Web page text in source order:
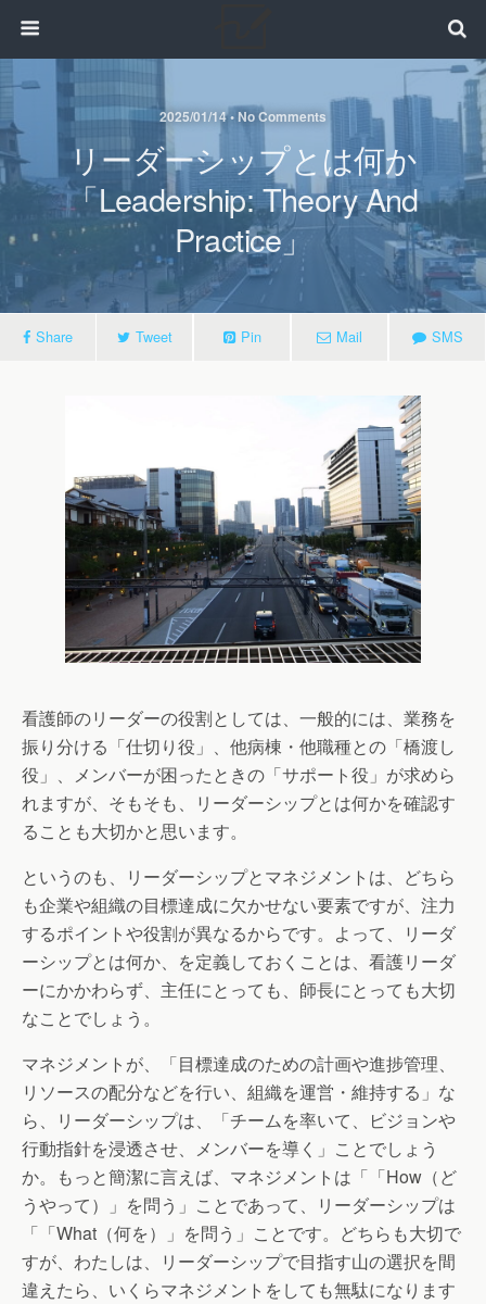
2025/01/14 • No Comments
リーダーシップとは何か
「Leadership: Theory And
Practice」
Share Tweet Pin Mail SMS
看護師のリーダーの役割としては、一般的には、業務を
振り分ける「仕切り役」、他病棟・他職種との「橋渡し
役」、メンバーが困ったときの「サポート役」が求めら
れますが、そもそも、リーダーシップとは何かを確認す
ることも大切かと思います。
というのも、リーダーシップとマネジメントは、どちら
も企業や組織の目標達成に欠かせない要素ですが、注力
するポイントや役割が異なるからです。よって、リーダ
ーシップとは何か、を定義しておくことは、看護リーダ
ーにかかわらず、主任にとっても、師長にとっても大切
なことでしょう。
マネジメントが、「目標達成のための計画や進捗管理、
リソースの配分などを行い、組織を運営・維持する」な
ら、リーダーシップは、「チームを率いて、ビジョンや
行動指針を浸透させ、メンバーを導く」ことでしょう
か。もっと簡潔に言えば、マネジメントは「「How（ど
うやって）」を問う」ことであって、リーダーシップは
「「What（何を）」を問う」ことです。どちらも大切で
すが、わたしは、リーダーシップで目指す山の選択を間
違えたら、いくらマネジメントをしても無駄になります